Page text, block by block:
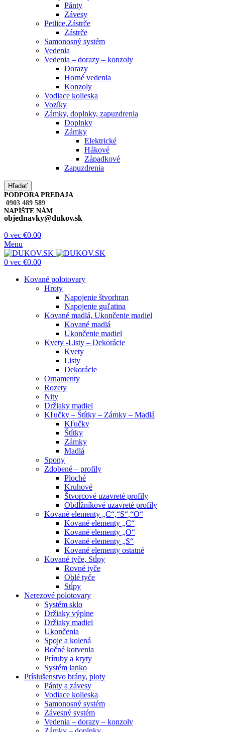
Pánty
Závesy
Petlice,Zástrče
Zástrče
Samonosný systém
Vedenia
Vedenia – dorazy – konzoly
Dorazy
Horné vedenia
Konzoly
Vodiace kolieska
Vozíky
Zámky, doplnky, zapuzdrenia
Doplnky
Zámky
Elektrické
Hákové
Západkové
Zapuzdrenia
Hľadať
PODPORA PREDAJA
0903 489 589
NAPÍŠTE NÁM
objednavky@dukov.sk
0 vec €0.00
Menu
0 vec €0.00
Kované polotovary
Hroty
Napojenie štvorhran
Napojenie guľatina
Kované madlá, Ukončenie madiel
Kované madlá
Ukončenie madiel
Kvety -Listy – Dekorácie
Kvety
Listy
Dekorácie
Ornamenty
Rozety
Nity
Držiaky madiel
Kľučky – Štítky – Zámky – Madlá
Kľučky
Štítky
Zámky
Madlá
Spony
Zdobené – profily
Ploché
Kruhové
Štvorcové uzavreté profily
Obdĺžníkové uzavreté profily
Kované elementy „C“,“S“,“O“
Kované elementy „C“
Kované elementy „O“
Kované elementy „S“
Kované elementy ostatné
Kované tyče, Stĺpy
Rovné tyče
Oblé tyče
Stĺpy
Nerezové polotovary
Systém sklo
Držiaky výplne
Držiaky madiel
Ukončenia
Spoje a kolená
Bočné kotvenia
Príruby a kryty
Systém lanko
Príslušenstvo brány, ploty
Pánty a závesy
Vodiace kolieska
Samonosný systém
Závesný systém
Vedenia – dorazy – konzoly